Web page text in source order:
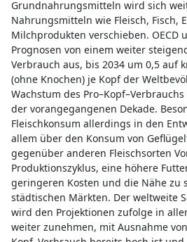
(ohne Knochen) je Kopf der
Wachstum des Pro–Kopf–Verbrauchs
der vorangegangenen Dekade.
Fleischkonsum allerdings in den
allem über den Konsum von
gegenüber anderen Fleischsorten
Produktionszyklus, eine höhere
geringeren Kosten und die Nähe zu
städtischen Märkten. Der weltweite
wird den Projektionen zufolge in
weiter zunehmen, mit Ausnahme
Kopf–Verbrauch bereits hoch ist und
ökologische und gesellschaftliche
Verbraucher erheblich
zunehmen wird im Rahmen des
stabilem Pro–Kopf–Verbrauch der